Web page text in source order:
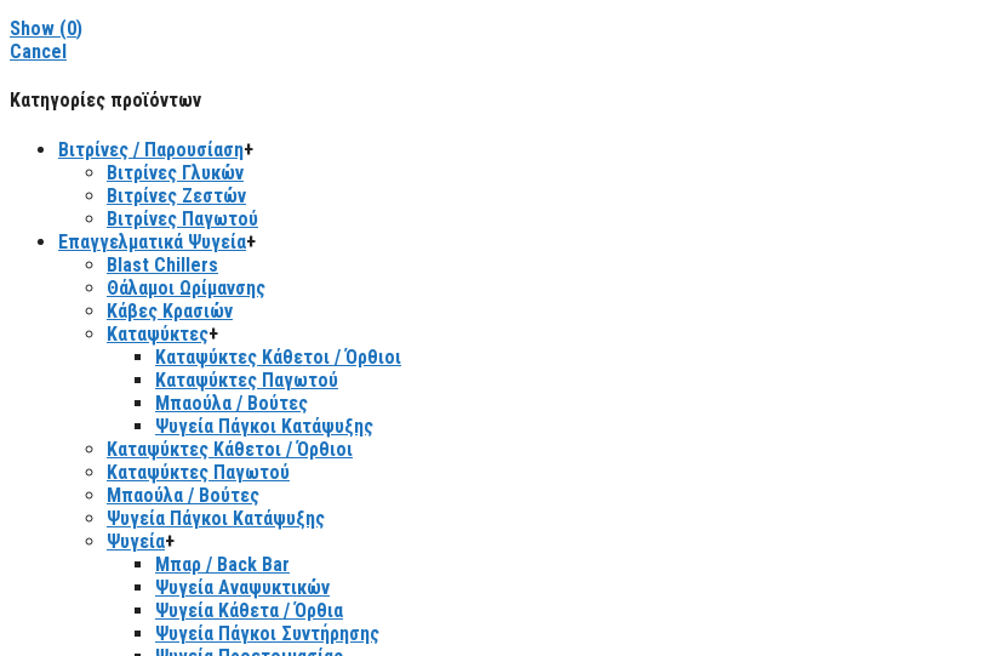
Show (0)
Cancel
Κατηγορίες προϊόντων
Βιτρίνες / Παρουσίαση+
Βιτρίνες Γλυκών
Βιτρίνες Ζεστών
Βιτρίνες Παγωτού
Επαγγελματικά Ψυγεία+
Blast Chillers
Θάλαμοι Ωρίμανσης
Κάβες Κρασιών
Καταψύκτες+
Καταψύκτες Κάθετοι / Όρθιοι
Καταψύκτες Παγωτού
Μπαούλα / Βούτες
Ψυγεία Πάγκοι Κατάψυξης
Καταψύκτες Κάθετοι / Όρθιοι
Καταψύκτες Παγωτού
Μπαούλα / Βούτες
Ψυγεία Πάγκοι Κατάψυξης
Ψυγεία+
Μπαρ / Back Bar
Ψυγεία Αναψυκτικών
Ψυγεία Κάθετα / Όρθια
Ψυγεία Πάγκοι Συντήρησης